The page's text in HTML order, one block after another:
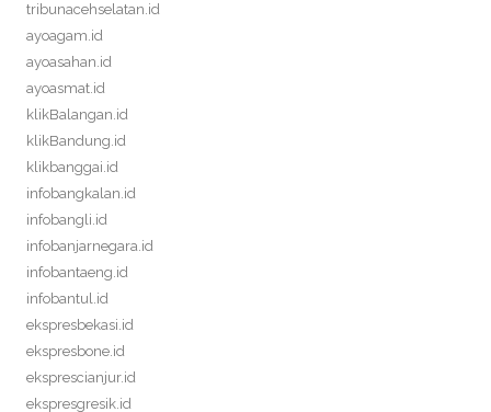
tribunacehselatan.id
ayoagam.id
ayoasahan.id
ayoasmat.id
klikBalangan.id
klikBandung.id
klikbanggai.id
infobangkalan.id
infobangli.id
infobanjarnegara.id
infobantaeng.id
infobantul.id
ekspresbekasi.id
ekspresbone.id
eksprescianjur.id
ekspresgresik.id